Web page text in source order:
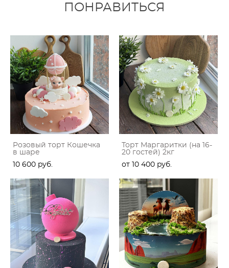
ПОНРАВИТЬСЯ
Розовый торт Кошечка
в шаре
10 600 pуб.
Торт Маргаритки (на 16-
20 гостей) 2кг
от 10 400 pуб.